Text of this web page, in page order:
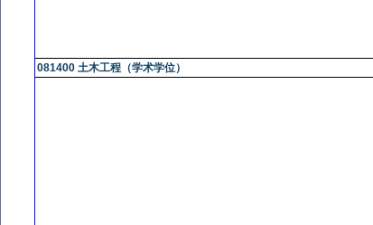
081400 土木工程（学术学位）